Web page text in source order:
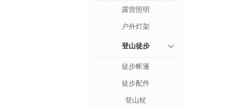
露营照明
户外灯架
登山徒步
徒步帐篷
徒步配件
登山杖